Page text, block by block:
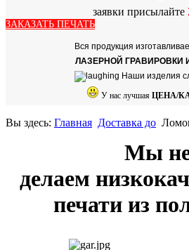
заявки присылайте
ЗАКАЗАТЬ ПЕЧАТЬ
Вся продукция
ЛАЗЕРНОЙ ГРАВИРОВКИ
Наши изделия
У нас лучшая ЦЕНА/
Вы здесь: Главная Доставка до
Мы
делаем
печати из